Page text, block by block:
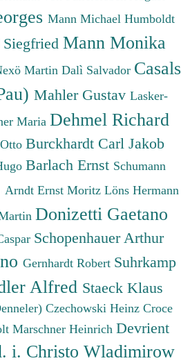
Mann Michael Humboldt
Mann Monika
Martin Dalì Salvador Casals
Mahler Gustav Lasker-
Maria Dehmel Richard
Burckhardt Carl Jakob
Barlach Ernst Schumann
Arndt Ernst Moritz Löns Hermann
Donizetti Gaetano
Schopenhauer Arthur
Gernhardt Robert Suhrkamp
Alfred Staeck Klaus
Czechowski Heinz Croce
Marschner Heinrich Devrient
i. Christo Wladimirow